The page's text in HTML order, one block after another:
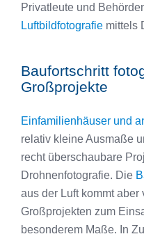
Privatleute und
Luftbildfotografie mittels
Baufortschritt
Großprojekte
Einfamilienhäuser und
relativ kleine Ausmaße
recht überschaubare
Drohnenfotografie. Die
aus der Luft kommt
Großprojekten zum
besonderem Maße. In